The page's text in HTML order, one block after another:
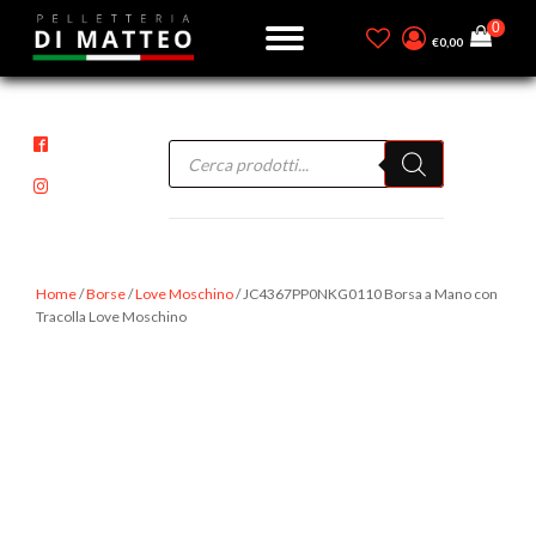
€0,00
Products
search
Home/Borse/Love Moschino/ JC4367PP0NKG0110 Borsa a Mano con
Tracolla Love Moschino